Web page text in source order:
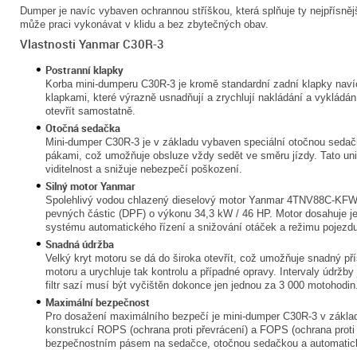
Dumper je navíc vybaven ochrannou stříškou, která splňuje ty
může praci vykonávat v klidu a bez zbytečných obav.
Vlastnosti Yanmar C30R-3
Postranní klapky
Korba mini-dumperu C30R-3 je kromě standardní zadní klapky
klapkami, které výrazně usnadňují a zrychlují nakládání a
otevřít samostatně.
Otočná sedačka
Mini-dumper C30R-3 je v základu vybaven speciální otočnou
pákami, což umožňuje obsluze vždy sedět ve směru jízdy. Tato
viditelnost a snižuje nebezpečí poškození.
Silný motor Yanmar
Spolehlivý vodou chlazený dieselový motor Yanmar 4TNV88C-
pevných částic (DPF) o výkonu 34,3 kW / 46 HP. Motor dosahuje
systému automatického řízení a snižování otáček a režimu
Snadná údržba
Velký kryt motoru se dá do široka otevřít, což umožňuje snadný
motoru a urychluje tak kontrolu a případné opravy. Intervaly
filtr sazí musí být vyčištěn dokonce jen jednou za 3 000
Maximální bezpečnost
Pro dosažení maximálního bezpečí je mini-dumper C30R-3 v
konstrukcí ROPS (ochrana proti převrácení) a FOPS (ochrana
bezpečnostním pásem na sedačce, otočnou sedačkou a